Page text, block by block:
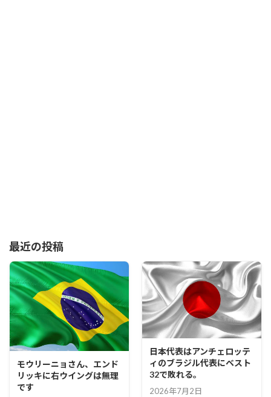
最近の投稿
モウリーニョさん、エンド
リッキに右ウイングは無理
です
日本代表はアンチェロッテ
ィのブラジル代表にベスト
32で敗れる。
2026年7月2日